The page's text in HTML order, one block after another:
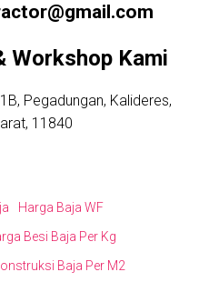
Workshop Kami
Pegadungan, Kalideres,
11840
Harga Baja WF
Besi Baja Per Kg
Baja Per M2